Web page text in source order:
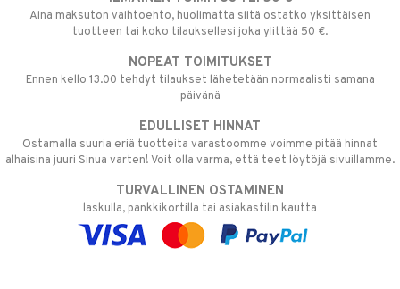
Aina maksuton vaihtoehto, huolimatta siitä ostatko yksittäisen
tuotteen tai koko tilauksellesi joka ylittää 50 €.
NOPEAT TOIMITUKSET
Ennen kello 13.00 tehdyt tilaukset lähetetään normaalisti samana
päivänä
EDULLISET HINNAT
Ostamalla suuria eriä tuotteita varastoomme voimme pitää hinnat
alhaisina juuri Sinua varten! Voit olla varma, että teet löytöjä sivuillamme.
TURVALLINEN OSTAMINEN
laskulla, pankkikortilla tai asiakastilin kautta